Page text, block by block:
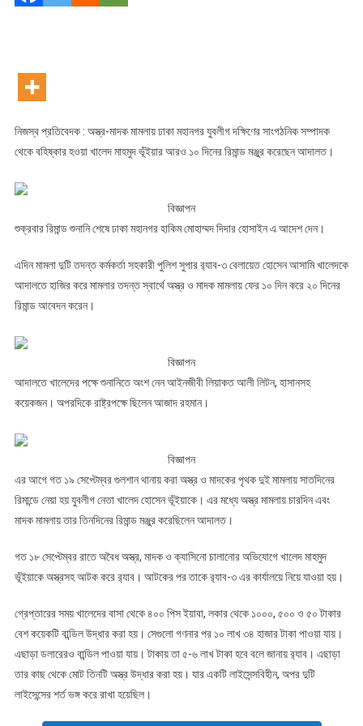
নিজস্ব প্রতিবেদক : অস্ত্র-মাদক মামলায় ঢাকা মহানগর যুবলীগ দক্ষিণের সাংগঠনিক সম্পাদক
থেকে বহিষ্কার হওয়া খালেদ মাহমুদ ভূঁইয়ার আরও ১০ দিনের রিমান্ড মঞ্জুর করেছেন আদালত।
বিজ্ঞাপন
শুক্রবার রিমান্ড শুনানি শেষে ঢাকা মহানগর হাকিম মোহাম্মদ দিদার হোসাইন এ আদেশ দেন।
এদিন মামলা দুটি তদন্ত কর্মকর্তা সহকারী পুলিশ সুপার র‌্যাব-৩ বেলায়েত হোসেন আসামি খালেদকে
আদালতে হাজির করে মামলার তদন্ত স্বার্থে অস্ত্র ও মাদক মামলায় ফের ১০ দিন করে ২০ দিনের
রিমান্ড আবেদন করেন।
বিজ্ঞাপন
আদালতে খালেদের পক্ষে শুনানিতে অংশ নেন আইনজীবী লিয়াকত আলী লিটন, হাসানসহ
কয়েকজন। অপরদিকে রাষ্ট্রপক্ষে ছিলেন আজাদ রহমান।
বিজ্ঞাপন
এর আগে গত ১৯ সেপ্টেম্বর গুলশান থানায় করা অস্ত্র ও মাদকের পৃথক দুই মামলায় সাতদিনের
রিমান্ডে নেয়া হয় যুবলীগ নেতা খালেদ হোসেন ভূঁইয়াকে। এর মধ্যে অস্ত্র মামলায় চারদিন এবং
মাদক মামলায় তার তিনদিনের রিমান্ড মঞ্জুর করেছিলেন আদালত।
গত ১৮ সেপ্টেম্বর রাতে অবৈধ অস্ত্র, মাদক ও ক্যাসিনো চালানোর অভিযোগে খালেদ মাহমুদ
ভূঁইয়াকে অস্ত্রসহ আটক করে র‌্যাব। আটকের পর তাকে র‌্যাব-৩ এর কার্যালয়ে নিয়ে যাওয়া হয়।
গ্রেপ্তারের সময় খালেদের বাসা থেকে ৪০০ পিস ইয়াবা, লকার থেকে ১০০০, ৫০০ ও ৫০ টাকার
বেশ কয়েকটি বান্ডিল উদ্ধার করা হয়। সেগুলো গণনার পর ১০ লাখ ৩৪ হাজার টাকা পাওয়া যায়।
এছাড়া ডলারেরও বান্ডিল পাওয়া যায়। টাকায় তা ৫-৬ লাখ টাকা হবে বলে জানায় র‍্যাব। এছাড়া
তার কাছ থেকে মোট তিনটি অস্ত্র উদ্ধার করা হয়। যার একটি লাইসেন্সবিহীন, অপর দুটি
লাইসেন্সের শর্ত ভঙ্গ করে রাখা হয়েছিল।